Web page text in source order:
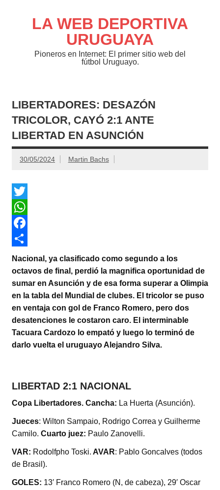
contenidoLA WEB DEPORTIVA
URUGUAYA
Pioneros en Internet: El primer sitio web del
fútbol Uruguayo.
LIBERTADORES: DESAZÓN
TRICOLOR, CAYÓ 2:1 ANTE
LIBERTAD EN ASUNCIÓN
30/05/2024 Martin Bachs
T
w
t
t
e
W
h
a
t
s
p
p
F
a
c
e
o
o
k
C
o
m
a
r
t
Nacional, ya clasificado como segundo a los
octavos de final, perdió la magnifica oportunidad de
sumar en Asunción y de esa forma superar a Olimpia
en la tabla del Mundial de clubes. El tricolor se puso
en ventaja con gol de Franco Romero, pero dos
desatenciones le costaron caro. El interminable
Tacuara Cardozo lo empató y luego lo terminó de
darlo vuelta el uruguayo Alejandro Silva.
LIBERTAD 2:1 NACIONAL
Copa Libertadores. Cancha: La Huerta (Asunción).
Jueces: Wilton Sampaio, Rodrigo Correa y Guilherme
Camilo. Cuarto juez: Paulo Zanovelli.
VAR: Rodolfpho Toski. AVAR: Pablo Goncalves (todos
de Brasil).
GOLES: 13′ Franco Romero (N, de cabeza), 29′ Oscar